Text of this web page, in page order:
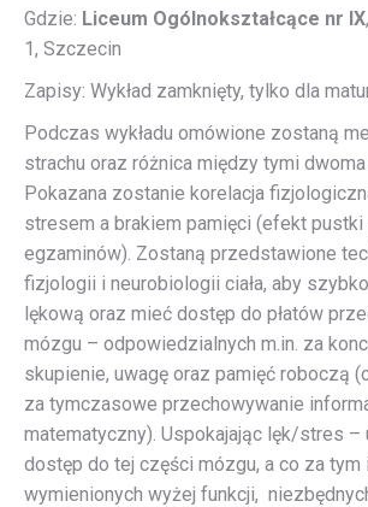
Gdzie: Liceum Ogólnokształcące nr IX
1, Szczecin
Zapisy: Wykład zamknięty, tylko dla
Podczas wykładu omówione zostaną
strachu oraz różnica między tymi dwoma
Pokazana zostanie korelacja
stresem a brakiem pamięci (efekt
egzaminów). Zostaną przedstawione
fizjologii i neurobiologii ciała, aby
lękową oraz mieć dostęp do płatów
mózgu – odpowiedzialnych m.in. za
skupienie, uwagę oraz pamięć roboczą
za tymczasowe przechowywanie
matematyczny). Uspokajając lęk/stres –
dostęp do tej części mózgu, a co za tym
wymienionych wyżej funkcji,